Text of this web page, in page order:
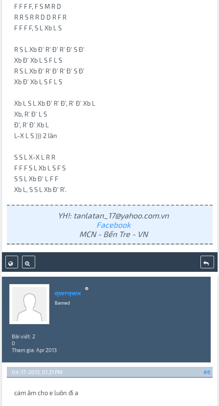
F F F F, F S M R D
R R S R R D D R F R
F F F F, S L Xb L S
R S L Xb Đ' R' Đ' R' Đ' S Đ'
Xb Đ' Xb L S F L S
R S L Xb Đ' R' Đ' R' Đ' S Đ'
Xb Đ' Xb L S F L S
Xb L S L Xb Đ' R' Đ', R' Đ' Xb L
Xb, R' Đ' L S
Đ', R' Đ' Xb L
L-X L S ))) 2 lần
S S L X-X L R R
F F F S L Xb L S F S
S S L Xb Đ' L F F
Xb L, S S L Xb Đ' R'.
YH!: tanlatan_17@yahoo.com.vn
Facebook
MCN - Bến Tre - VN
qwrqwx
Banned
Bài viết: 2
0
Tham gia: Apr 2013
#6
04-17-2013, 01:21 PM
cảm âm cho e luôn đi a